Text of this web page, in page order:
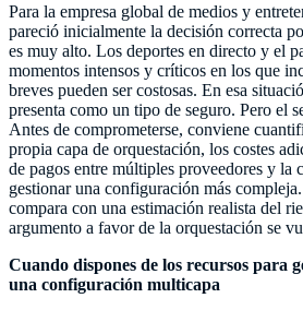
Para la empresa global de medios y
pareció inicialmente la decisión correcta
es muy alto. Los deportes en directo y el
momentos intensos y críticos en los que
breves pueden ser costosas. En esa
presenta como un tipo de seguro. Pero el
Antes de comprometerse, conviene
propia capa de orquestación, los costes
de pagos entre múltiples proveedores y la
gestionar una configuración más
compara con una estimación realista del
argumento a favor de la orquestación se
Cuando dispones de los recursos para
una configuración multicapa